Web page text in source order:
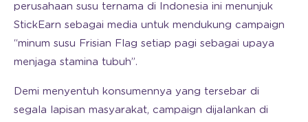
perusahaan susu ternama di Indonesia ini menunjuk
StickEarn sebagai media untuk mendukung campaign
“minum susu Frisian Flag setiap pagi sebagai upaya
menjaga stamina tubuh”.
Demi menyentuh konsumennya yang tersebar di
segala lapisan masyarakat, campaign dijalankan di